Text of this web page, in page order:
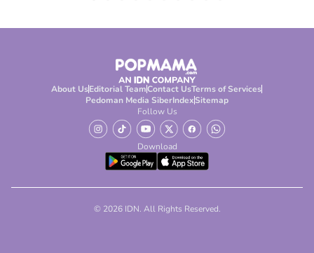
About UsEditorial TeamContact UsTerms of Services
Pedoman Media SiberIndexSitemap
Follow Us
Download
© 2026 IDN. All Rights Reserved.